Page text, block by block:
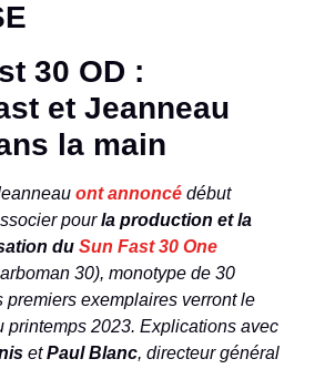
30 OD :
et Jeanneau
la main
ont annoncé début
pourla production et la
du Sun Fast 30 One
30), monotype de 30
premiers exemplaires verront le
printemps 2023. Explications avec
etPaul Blanc, directeur général